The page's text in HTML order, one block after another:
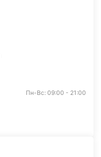
Пн-Вс: 09:00 - 21:00